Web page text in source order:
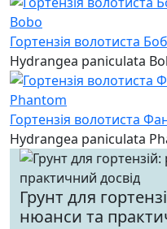
Гортензія волотиста
Hydrangea paniculata
Гортензія волотиста
Hydrangea paniculata
Грунт для
нюанси та